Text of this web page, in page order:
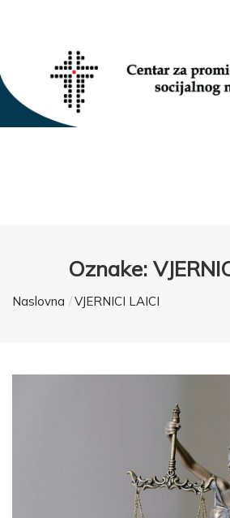
Oznake:
Naslovna VJERNICI LAICI